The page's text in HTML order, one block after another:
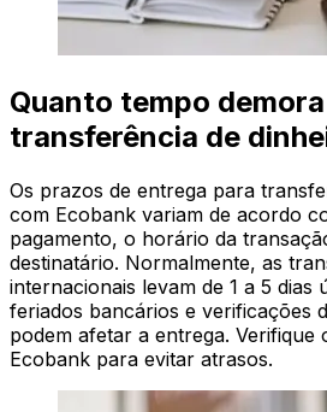
Quanto tempo
transferência de
Os prazos de entrega para
com Ecobank variam de acordo
pagamento, o horário da
destinatário. Normalmente, as
internacionais levam de 1 a 5 dias
feriados bancários e verificações
podem afetar a entrega. Verifique
Ecobank para evitar atrasos.